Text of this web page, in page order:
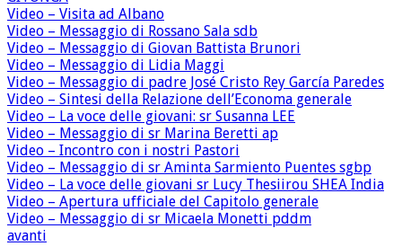
Video – Visita ad Albano
Video – Messaggio di Rossano Sala sdb
Video – Messaggio di Giovan Battista Brunori
Video – Messaggio di Lidia Maggi
Video – Messaggio di padre José Cristo Rey García Paredes
Video – Sintesi della Relazione dell’Economa generale
Video – La voce delle giovani: sr Susanna LEE
Video – Messaggio di sr Marina Beretti ap
Video – Incontro con i nostri Pastori
Video – Messaggio di sr Aminta Sarmiento Puentes sgbp
Video – La voce delle giovani sr Lucy Thesiirou SHEA India
Video – Apertura ufficiale del Capitolo generale
Video – Messaggio di sr Micaela Monetti pddm
avanti